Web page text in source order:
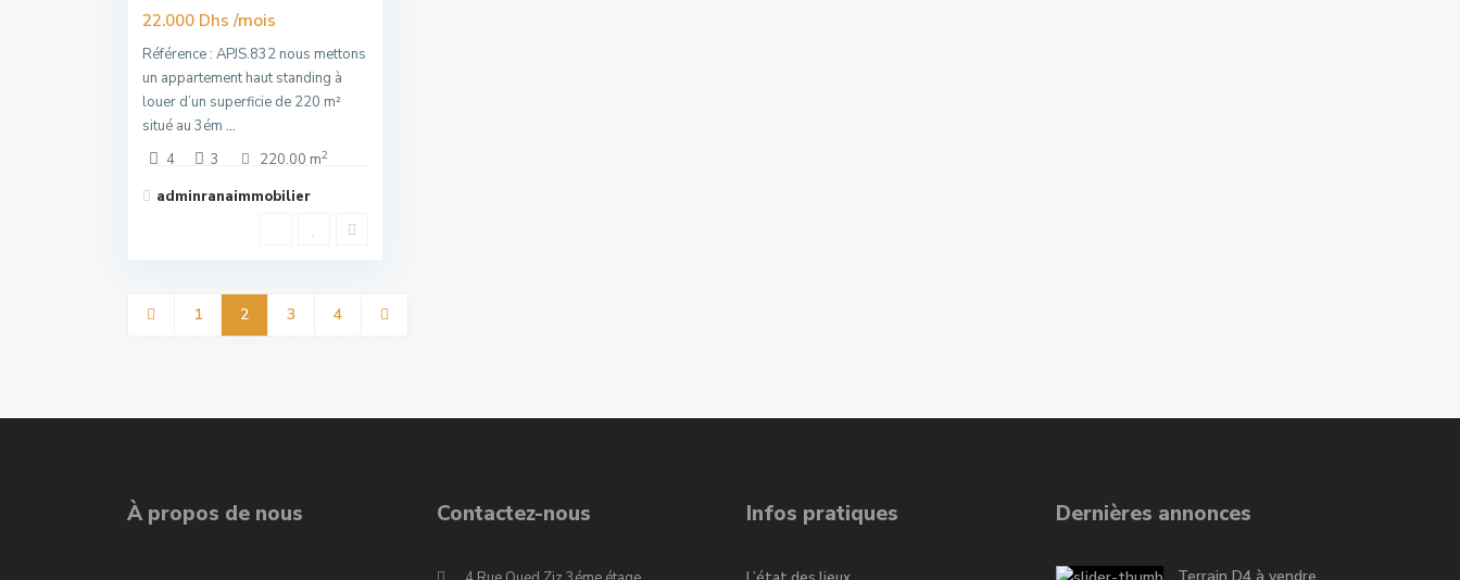
22.000 Dhs/mois
Référence : APJS.832 nous mettons
un appartement haut standing à
louer d’un superficie de 220 m²
situé au 3ém ...
4
3 220.00 m2
adminranaimmobilier
1 2 3 4
À propos de nous Contactez-nous Infos pratiques Dernières annonces